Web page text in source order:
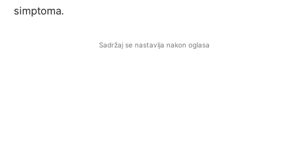
simptoma.
Sadržaj se nastavlja nakon oglasa